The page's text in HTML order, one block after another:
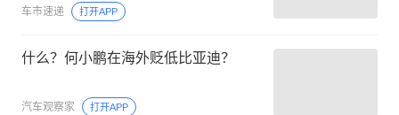
车市速递 打开APP
什么？何小鹏在海外贬低比亚迪？
汽车观察家 打开APP